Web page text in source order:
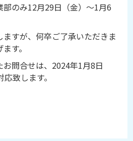
月29日（金）～1月6
ますが、何卒ご了承いただきま
す。
問合せは、2024年1月8日
致します。